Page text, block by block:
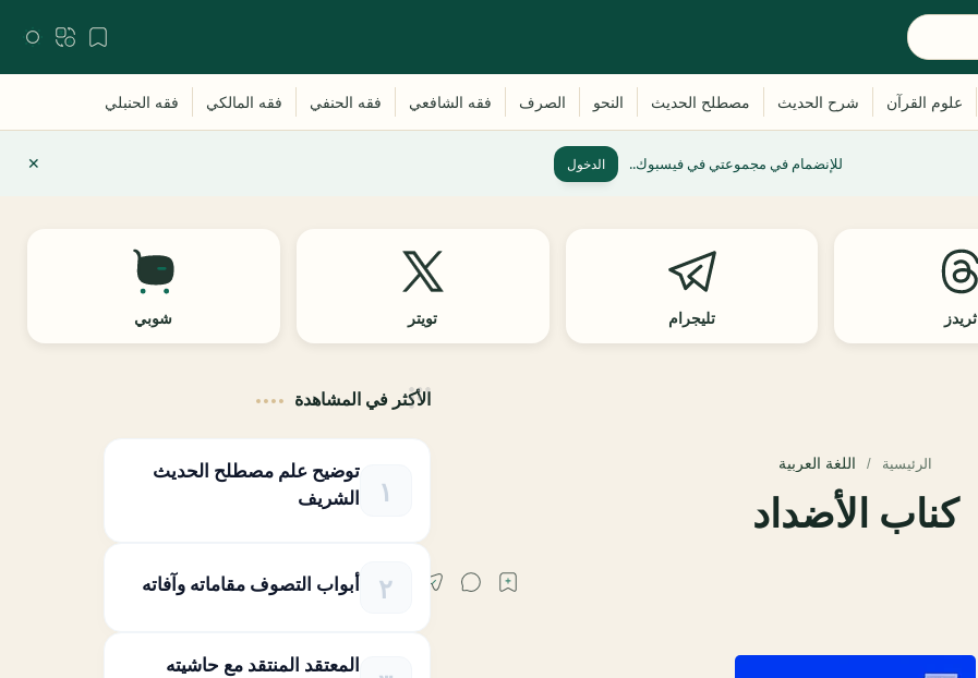
للإنضمام في مجموعتي في فيسبوك.. الدخول
ثريدز تليجرام تويتر شوبي
الرئيسية اللغة العربية
كناب الأضداد
الأكثر في المشاهدة
توضيح علم مصطلح الحديث
الشريف
أبواب التصوف مقاماته وآفاته
المعتقد المنتقد مع حاشيته